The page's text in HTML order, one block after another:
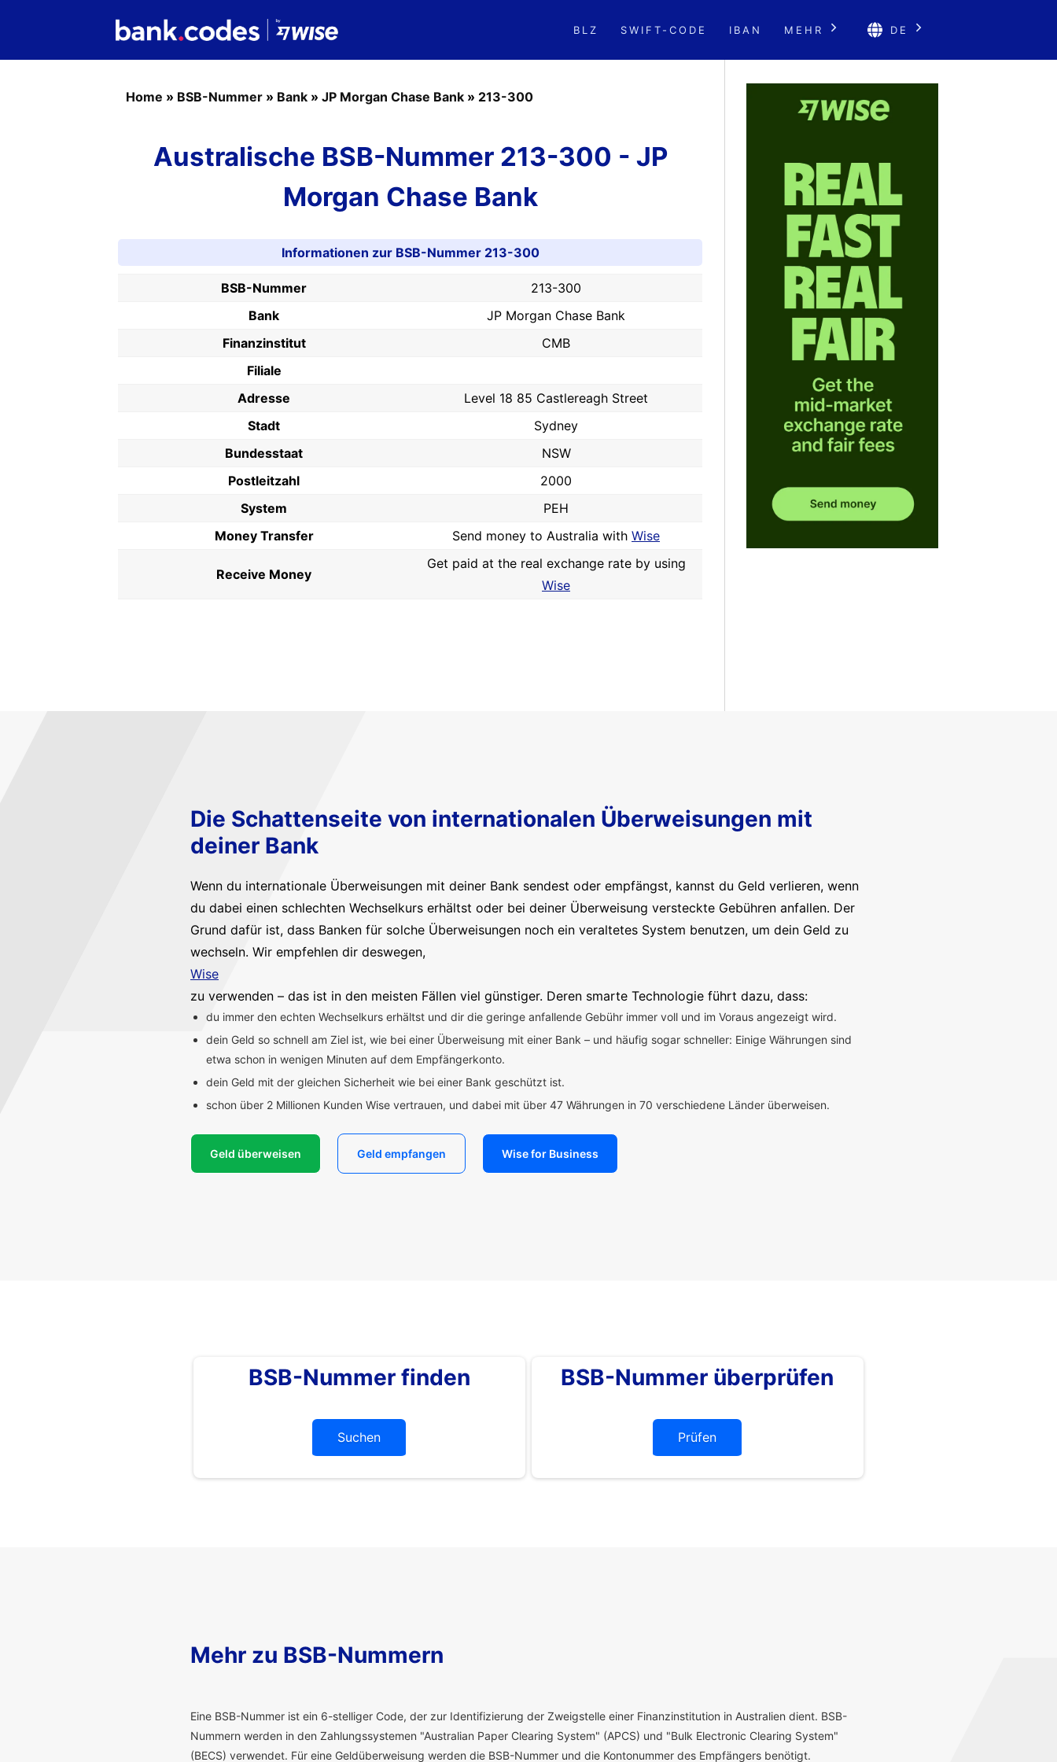
BLZ SWIFT-CODE IBAN MEHR DE
Home » BSB-Nummer » Bank » JP Morgan Chase Bank » 213-300
Australische BSB-Nummer 213-300 - JP
Morgan Chase Bank
Informationen zur BSB-Nummer 213-300
BSB-Nummer
213-300
Bank
JP Morgan Chase Bank
Finanzinstitut
CMB
Filiale
Adresse
Level 18 85 Castlereagh Street
Stadt
Sydney
Bundesstaat
NSW
Postleitzahl
2000
System
PEH
Money Transfer
Send money to Australia with Wise
Receive Money
Get paid at the real exchange rate by using
Wise
Die Schattenseite von internationalen Überweisungen mit
deiner Bank
Wenn du internationale Überweisungen mit deiner Bank sendest oder empfängst, kannst du Geld verlieren, wenn
du dabei einen schlechten Wechselkurs erhältst oder bei deiner Überweisung versteckte Gebühren anfallen. Der
Grund dafür ist, dass Banken für solche Überweisungen noch ein veraltetes System benutzen, um dein Geld zu
wechseln. Wir empfehlen dir deswegen,
Wise
zu verwenden – das ist in den meisten Fällen viel günstiger. Deren smarte Technologie führt dazu, dass:
du immer den echten Wechselkurs erhältst und dir die geringe anfallende Gebühr immer voll und im Voraus angezeigt wird.
dein Geld so schnell am Ziel ist, wie bei einer Überweisung mit einer Bank – und häufig sogar schneller: Einige Währungen sind
etwa schon in wenigen Minuten auf dem Empfängerkonto.
dein Geld mit der gleichen Sicherheit wie bei einer Bank geschützt ist.
schon über 2 Millionen Kunden Wise vertrauen, und dabei mit über 47 Währungen in 70 verschiedene Länder überweisen.
Geld überweisen Geld empfangen Wise for Business
BSB-Nummer finden
Suchen
BSB-Nummer überprüfen
Prüfen
Mehr zu BSB-Nummern
Eine BSB-Nummer ist ein 6-stelliger Code, der zur Identifizierung der Zweigstelle einer Finanzinstitution in Australien dient. BSB-
Nummern werden in den Zahlungssystemen "Australian Paper Clearing System" (APCS) und "Bulk Electronic Clearing System"
(BECS) verwendet. Für eine Geldüberweisung werden die BSB-Nummer und die Kontonummer des Empfängers benötigt.